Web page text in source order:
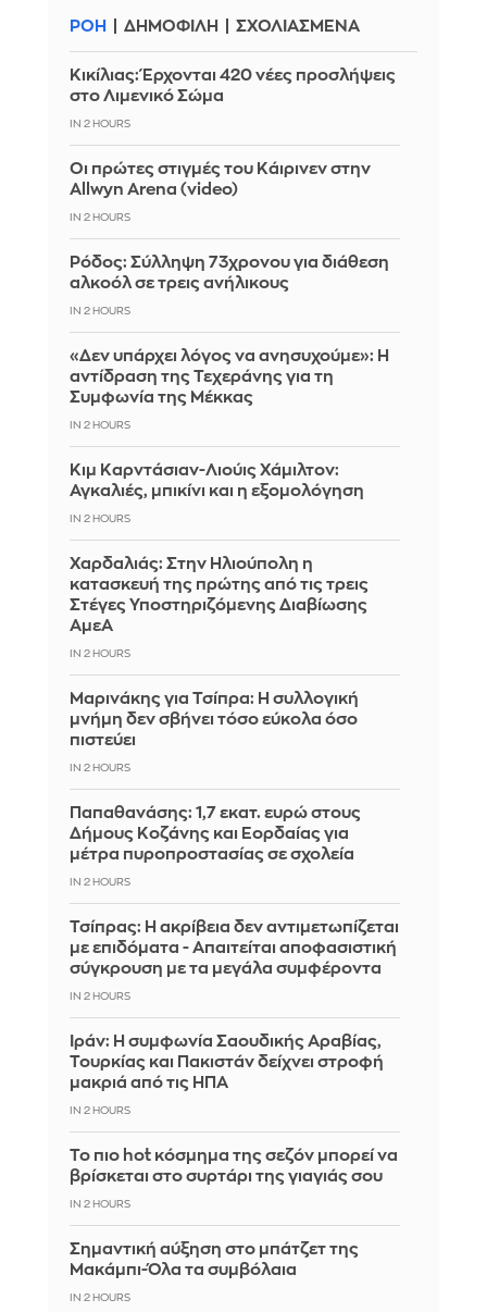
ΡΟΗ ΔΗΜΟΦΙΛΗ ΣΧΟΛΙΑΣΜΕΝΑ
Κικίλιας: Έρχονται 420 νέες προσλήψεις
στο Λιμενικό Σώμα
IN 2 HOURS
Οι πρώτες στιγμές του Κάιρινεν στην
Allwyn Arena (video)
IN 2 HOURS
Ρόδος: Σύλληψη 73χρονου για διάθεση
αλκοόλ σε τρεις ανήλικους
IN 2 HOURS
«Δεν υπάρχει λόγος να ανησυχούμε»: Η
αντίδραση της Τεχεράνης για τη
Συμφωνία της Μέκκας
IN 2 HOURS
Κιμ Καρντάσιαν-Λιούις Χάμιλτον:
Αγκαλιές, μπικίνι και η εξομολόγηση
IN 2 HOURS
Χαρδαλιάς: Στην Ηλιούπολη η
κατασκευή της πρώτης από τις τρεις
Στέγες Υποστηριζόμενης Διαβίωσης
ΑμεΑ
IN 2 HOURS
Μαρινάκης για Τσίπρα: Η συλλογική
μνήμη δεν σβήνει τόσο εύκολα όσο
πιστεύει
IN 2 HOURS
Παπαθανάσης: 1,7 εκατ. ευρώ στους
Δήμους Κοζάνης και Εορδαίας για
μέτρα πυροπροστασίας σε σχολεία
IN 2 HOURS
Τσίπρας: Η ακρίβεια δεν αντιμετωπίζεται
με επιδόματα - Απαιτείται αποφασιστική
σύγκρουση με τα μεγάλα συμφέροντα
IN 2 HOURS
Ιράν: Η συμφωνία Σαουδικής Αραβίας,
Τουρκίας και Πακιστάν δείχνει στροφή
μακριά από τις ΗΠΑ
IN 2 HOURS
Το πιο hot κόσμημα της σεζόν μπορεί να
βρίσκεται στο συρτάρι της γιαγιάς σου
IN 2 HOURS
Σημαντική αύξηση στο μπάτζετ της
Μακάμπι-Όλα τα συμβόλαια
IN 2 HOURS